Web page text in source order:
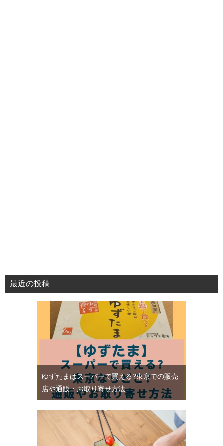
最近の投稿
ゆずたまはスーパーで買える?東京での販売
店や通販・お取り寄せ方法